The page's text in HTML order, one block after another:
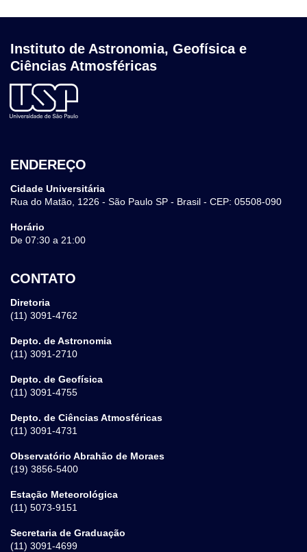
Instituto de Astronomia, Geofísica e
Ciências Atmosféricas
ENDEREÇO
Cidade Universitária
Rua do Matão, 1226 - São Paulo SP - Brasil - CEP: 05508-090
Horário
De 07:30 a 21:00
CONTATO
Diretoria
(11) 3091-4762
Depto. de Astronomia
(11) 3091-2710
Depto. de Geofísica
(11) 3091-4755
Depto. de Ciências Atmosféricas
(11) 3091-4731
Observatório Abrahão de Moraes
(19) 3856-5400
Estação Meteorológica
(11) 5073-9151
Secretaria de Graduação
(11) 3091-4699